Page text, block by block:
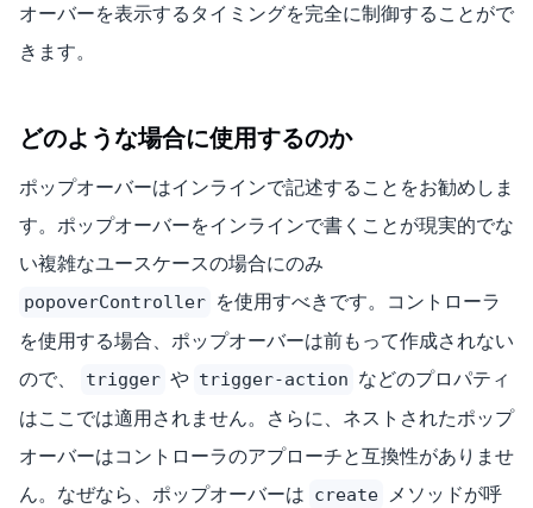
オーバーを表示するタイミングを完全に制御することがで
きます。
どのような場合に使用するのか
ポップオーバーはインラインで記述することをお勧めしま
す。ポップオーバーをインラインで書くことが現実的でな
い複雑なユースケースの場合にのみ
popoverController を使用すべきです。コントローラ
を使用する場合、ポップオーバーは前もって作成されない
ので、
trigger や trigger-action などのプロパティ
はここでは適用されません。さらに、ネストされたポップ
オーバーはコントローラのアプローチと互換性がありませ
ん。なぜなら、ポップオーバーは create メソッドが呼